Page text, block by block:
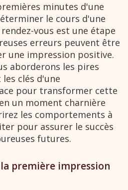
minutes d'une
le cours d'une
vous est une étape
erreurs peuvent être
une impression positive.
aborderons les pires
clés d'une
pour transformer cette
un moment charnière
les comportements à
pour assurer le succès
futures.
première impression